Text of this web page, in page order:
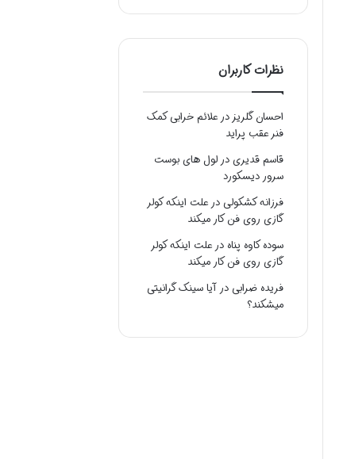
نظرات کاربران
احسان گلریزدر علائم خرابی کمک
فنر عقب پراید
قاسم قدیریدر لول های بوست
سرور دیسکورد
فرزانه کشکولیدر علت اینکه کولر
گازی روی فن کار میکند
سوده کاوه پناه در علت اینکه کولر
گازی روی فن کار میکند
فریده ضرابیدر آیا سینک گرانیتی
میشکند؟